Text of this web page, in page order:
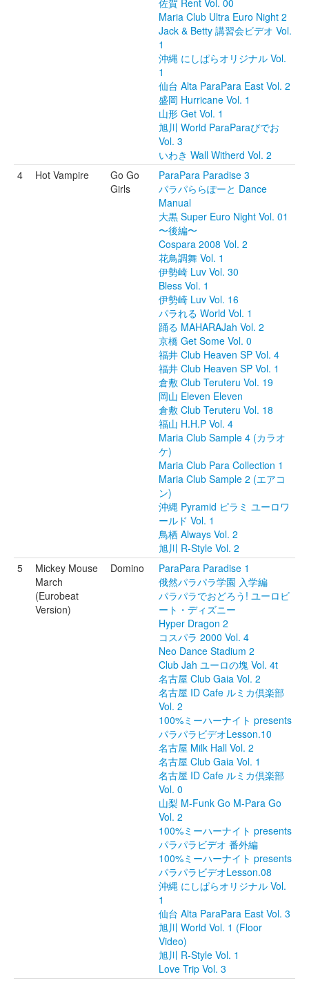
佐賀 Rent Vol. 00
Maria Club Ultra Euro Night 2
Jack & Betty 講習会ビデオ Vol.
1
沖縄 にしぱらオリジナル Vol.
1
仙台 Alta ParaPara East Vol. 2
盛岡 Hurricane Vol. 1
山形 Get Vol. 1
旭川 World ParaParaびでお
Vol. 3
いわき Wall Witherd Vol. 2
4
Hot Vampire
Go Go
Girls
ParaPara Paradise 3
パラパららぽーと Dance
Manual
大黒 Super Euro Night Vol. 01
〜後編〜
Cospara 2008 Vol. 2
花鳥調舞 Vol. 1
伊勢崎 Luv Vol. 30
Bless Vol. 1
伊勢崎 Luv Vol. 16
パラれる World Vol. 1
踊る MAHARAJah Vol. 2
京橋 Get Some Vol. 0
福井 Club Heaven SP Vol. 4
福井 Club Heaven SP Vol. 1
倉敷 Club Teruteru Vol. 19
岡山 Eleven Eleven
倉敷 Club Teruteru Vol. 18
福山 H.H.P Vol. 4
Maria Club Sample 4 (カラオ
ケ)
Maria Club Para Collection 1
Maria Club Sample 2 (エアコ
ン)
沖縄 Pyramid ピラミ ユーロワ
ールド Vol. 1
鳥栖 Always Vol. 2
旭川 R-Style Vol. 2
5
Mickey Mouse
March
(Eurobeat
Version)
Domino
ParaPara Paradise 1
俄然パラパラ学園 入学編
パラパラでおどろう! ユーロビ
ート・ディズニー
Hyper Dragon 2
コスパラ 2000 Vol. 4
Neo Dance Stadium 2
Club Jah ユーロの塊 Vol. 4t
名古屋 Club Gaia Vol. 2
名古屋 ID Cafe ルミカ倶楽部
Vol. 2
100%ミーハーナイト presents
パラパラビデオLesson.10
名古屋 Milk Hall Vol. 2
名古屋 Club Gaia Vol. 1
名古屋 ID Cafe ルミカ倶楽部
Vol. 0
山梨 M-Funk Go M-Para Go
Vol. 2
100%ミーハーナイト presents
パラパラビデオ 番外編
100%ミーハーナイト presents
パラパラビデオLesson.08
沖縄 にしぱらオリジナル Vol.
1
仙台 Alta ParaPara East Vol. 3
旭川 World Vol. 1 (Floor
Video)
旭川 R-Style Vol. 1
Love Trip Vol. 3